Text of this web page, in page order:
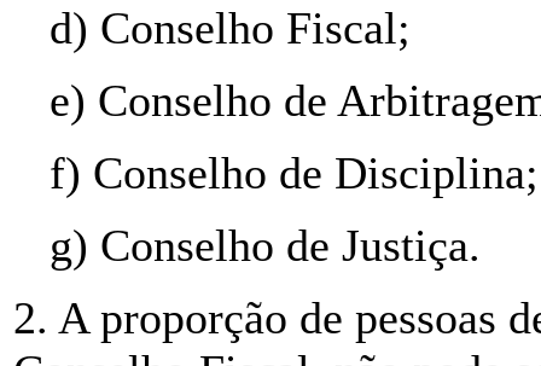
d) Conselho Fiscal;
e) Conselho de
f) Conselho de Disciplina;
g) Conselho de Justiça.
2. A proporção de pessoas